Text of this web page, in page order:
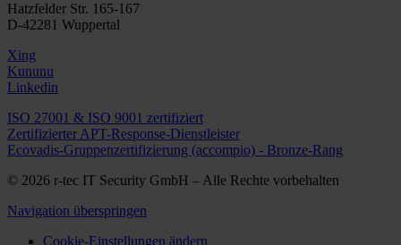
Hatzfelder Str. 165-167
D-42281 Wuppertal
Xing
Kununu
Linkedin
ISO 27001 & ISO 9001 zertifiziert
Zertifizierter APT-Response-Dienstleister
Ecovadis-Gruppenzertifizierung (accompio) - Bronze-Rang
© 2026 r-tec IT Security GmbH – Alle Rechte vorbehalten
Navigation überspringen
Cookie-Einstellungen ändern